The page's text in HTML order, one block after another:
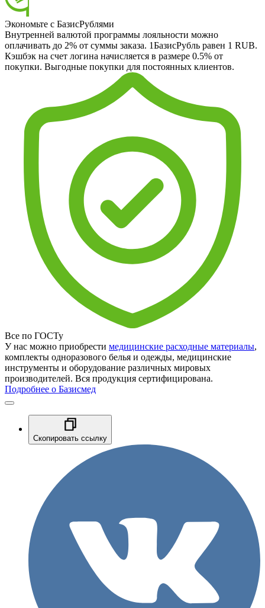
Экономьте с БазисРублями
Внутренней валютой программы лояльности можно
оплачивать до 2% от суммы заказа. 1БазисРубль равен 1 RUB.
Кэшбэк на счет логина начисляется в размере 0.5% от
покупки. Выгодные покупки для постоянных клиентов.
Все по ГОСТу
У нас можно приобрести медицинские расходные материалы,
комплекты одноразового белья и одежды, медицинские
инструменты и оборудование различных мировых
производителей. Вся продукция сертифицирована.
Подробнее о Базисмед
Скопировать ссылку